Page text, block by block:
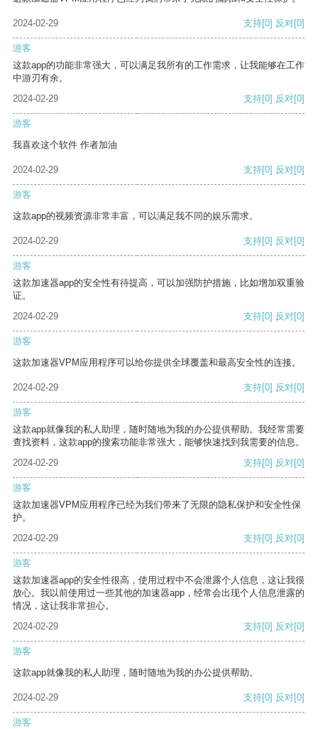
2024-02-29 支持[0] 反对[0]
游客
这款app的功能非常强大，可以满足我所有的工作需求，让我能够在工作
中游刃有余。
2024-02-29
支持[0] 反对[0]
游客
我喜欢这个软件 作者加油
2024-02-29 支持[0] 反对[0]
游客
这款app的视频资源非常丰富，可以满足我不同的娱乐需求。
2024-02-29 支持[0] 反对[0]
游客
这款加速器app的安全性有待提高，可以加强防护措施，比如增加双重验
证。
2024-02-29
支持[0] 反对[0]
游客
这款加速器VPM应用程序可以给你提供全球覆盖和最高安全性的连接。
2024-02-29 支持[0] 反对[0]
游客
这款app就像我的私人助理，随时随地为我的办公提供帮助。我经常需要
查找资料，这款app的搜索功能非常强大，能够快速找到我需要的信息。
2024-02-29
支持[0] 反对[0]
游客
这款加速器VPM应用程序已经为我们带来了无限的隐私保护和安全性保
护。
2024-02-29
支持[0] 反对[0]
游客
这款加速器app的安全性很高，使用过程中不会泄露个人信息，这让我很
放心。我以前使用过一些其他的加速器app，经常会出现个人信息泄露的
情况，这让我非常担心。
2024-02-29
支持[0] 反对[0]
游客
这款app就像我的私人助理，随时随地为我的办公提供帮助。
2024-02-29 支持[0] 反对[0]
游客